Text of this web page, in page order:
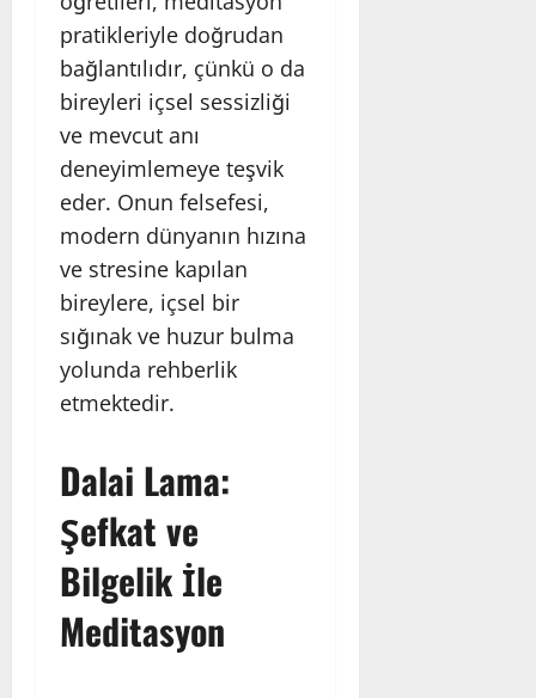
pratikleriyle doğrudan
bağlantılıdır, çünkü o da
bireyleri içsel sessizliği
ve mevcut anı
deneyimlemeye teşvik
eder. Onun felsefesi,
modern dünyanın hızına
ve stresine kapılan
bireylere, içsel bir
sığınak ve huzur bulma
yolunda rehberlik
etmektedir.
Dalai Lama:
Şefkat ve
Bilgelik İle
Meditasyon